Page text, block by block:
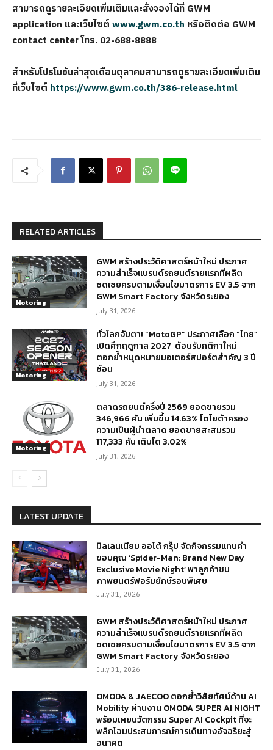
สามารถดูรายละเอียดเพิ่มเติมและสั่งจองได้ที่ GWM
application และเว็บไซต์ www.gwm.co.th หรือติดต่อ GWM
contact centerโทร. 02-688-8888
สำหรับโปรโมชันล่าสุดเดือนตุลาคมสามารถดูรายละเอียดเพิ่มเติม
ที่เว็บไซต์ https://www.gwm.co.th/386-release.html
RELATED ARTICLES
Motoring
GWM สร้างประวัติศาสตร์หน้าใหม่ ประกาศ
ความสำเร็จแบรนด์รถยนต์รายแรกที่ผลิต
ชดเชยครบตามเงื่อนไขมาตรการ EV 3.5 จาก
GWM Smart Factory จังหวัดระยอง
July 31, 2026
Motoring
ทั่วโลกจับตา! “MotoGP” ประกาศเลือก “ไทย”
เปิดศึกฤดูกาล 2027 ต้อนรับกติกาใหม่
ตอกย้ำหมุดหมายมอเตอร์สปอร์ตสำคัญ 3 ปี
ซ้อน
July 31, 2026
Motoring
ตลาดรถยนต์ครึ่งปี 2569 ยอดขายรวม
346,966 คัน เพิ่มขึ้น 14.63% โตโยต้าครอง
ความเป็นผู้นำตลาด ยอดขายสะสมรวม
117,333 คัน เติบโต 3.02%
July 31, 2026
LATEST UPDATE
มิลเลนเนียม ออโต้ กรุ๊ป จัดกิจกรรมแทนคำ
ขอบคุณ ‘Spider-Man: Brand New Day
Exclusive Movie Night’ พาลูกค้าชม
ภาพยนตร์ฟอร์มยักษ์รอบพิเศษ
July 31, 2026
GWM สร้างประวัติศาสตร์หน้าใหม่ ประกาศ
ความสำเร็จแบรนด์รถยนต์รายแรกที่ผลิต
ชดเชยครบตามเงื่อนไขมาตรการ EV 3.5 จาก
GWM Smart Factory จังหวัดระยอง
July 31, 2026
OMODA & JAECOO ตอกย้ำวิสัยทัศน์ด้าน AI
Mobility ผ่านงาน OMODA SUPER AI NIGHT
พร้อมเผยนวัตกรรม Super AI Cockpit ที่จะ
พลิกโฉมประสบการณ์การเดินทางอัจฉริยะสู่
อนาคต